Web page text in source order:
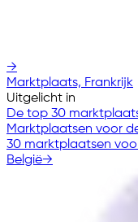
→
Marktplaats, Frankrijk
Uitgelicht in
De top 30
Marktplaatsen voor
30 marktplaatsen
België→